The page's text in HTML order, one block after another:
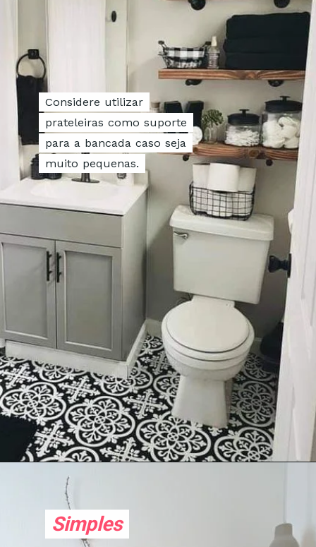
Considere utilizar
prateleiras como suporte
para a bancada caso seja
muito pequenas.
Considere utilizar
prateleiras como suporte
para a bancada caso seja
muito pequenas.
Simples
Simples